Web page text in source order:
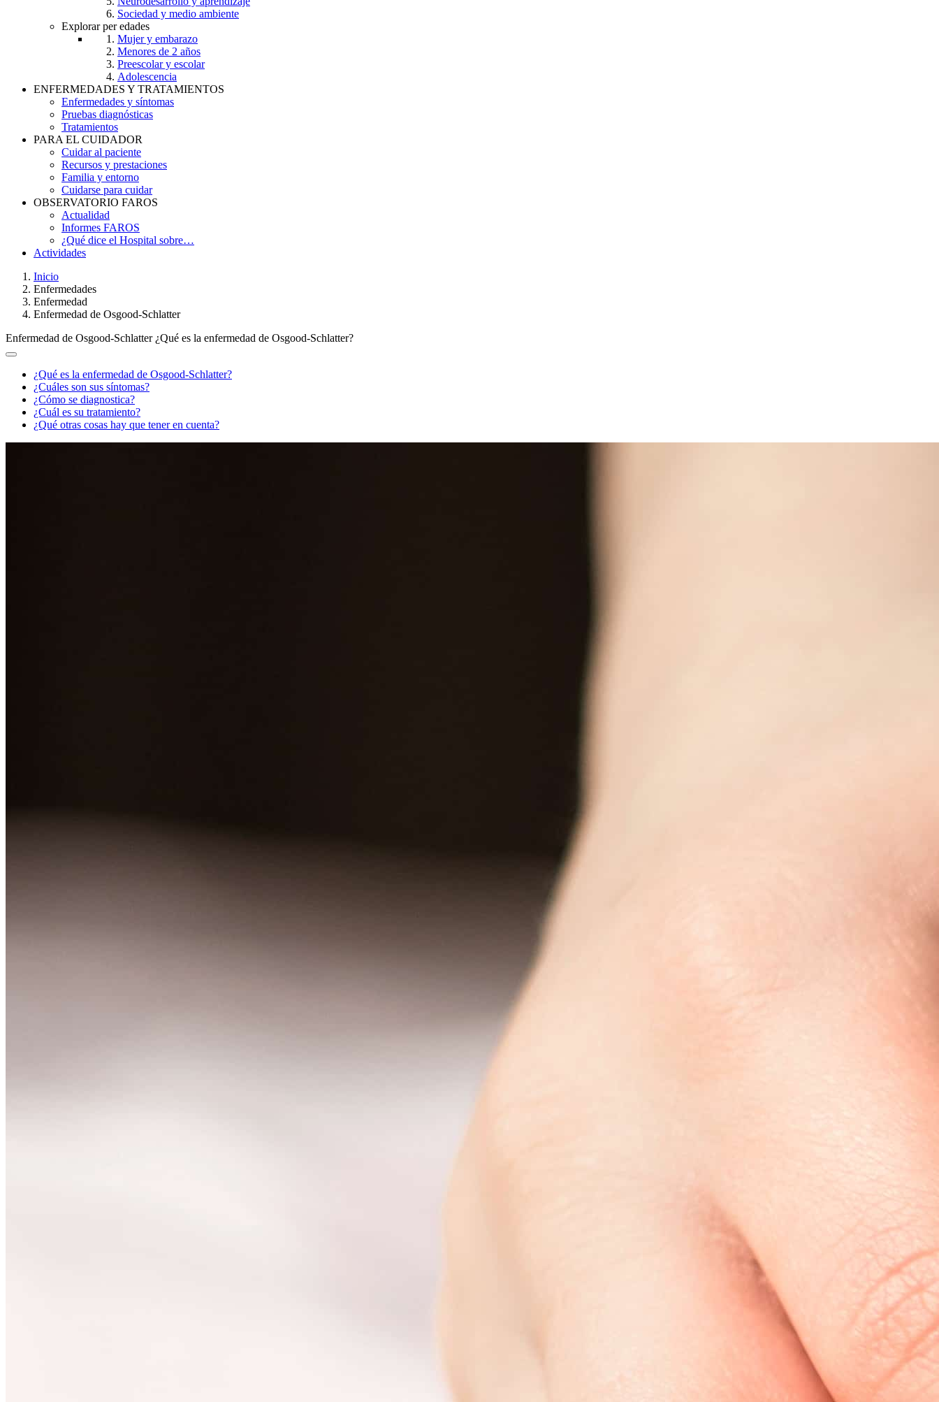
Sociedad y medio ambiente
Explorar per edades
Mujer y embarazo
Menores de 2 años
Preescolar y escolar
Adolescencia
ENFERMEDADES Y TRATAMIENTOS
Enfermedades y síntomas
Pruebas diagnósticas
Tratamientos
PARA EL CUIDADOR
Cuidar al paciente
Recursos y prestaciones
Familia y entorno
Cuidarse para cuidar
OBSERVATORIO FAROS
Actualidad
Informes FAROS
¿Qué dice el Hospital sobre…
Actividades
Breadcrumb
Inicio
Enfermedades
Enfermedad
Enfermedad de Osgood-Schlatter
Enfermedad de Osgood-Schlatter ¿Qué es la enfermedad de Osgood-Schlatter?
¿Qué es la enfermedad de Osgood-Schlatter?
¿Cuáles son sus síntomas?
¿Cómo se diagnostica?
¿Cuál es su tratamiento?
¿Qué otras cosas hay que tener en cuenta?